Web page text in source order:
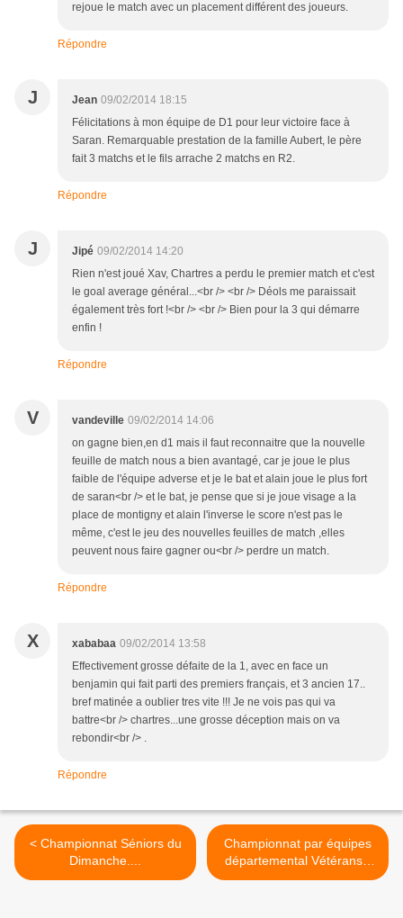
rejoue le match avec un placement différent des joueurs.
Répondre
J Jean 09/02/2014 18:15
Félicitations à mon équipe de D1 pour leur victoire face à
Saran. Remarquable prestation de la famille Aubert, le père
fait 3 matchs et le fils arrache 2 matchs en R2.
Répondre
J Jipé 09/02/2014 14:20
Rien n'est joué Xav, Chartres a perdu le premier match et c'est
le goal average général...<br /> <br /> Déols me paraissait
également très fort !<br /> <br /> Bien pour la 3 qui démarre
enfin !
Répondre
V vandeville 09/02/2014 14:06
on gagne bien,en d1 mais il faut reconnaitre que la nouvelle
feuille de match nous a bien avantagé, car je joue le plus
faible de l'équipe adverse et je le bat et alain joue le plus fort
de saran<br /> et le bat, je pense que si je joue visage a la
place de montigny et alain l'inverse le score n'est pas le
même, c'est le jeu des nouvelles feuilles de match ,elles
peuvent nous faire gagner ou<br /> perdre un match.
Répondre
X xababaa 09/02/2014 13:58
Effectivement grosse défaite de la 1, avec en face un
benjamin qui fait parti des premiers français, et 3 ancien 17..
bref matinée a oublier tres vite !!! Je ne vois pas qui va
battre<br /> chartres...une grosse déception mais on va
rebondir<br /> .
Répondre
< Championnat Séniors du
Dimanche....
Championnat par équipes
départemental Vétérans -
2ème phase - 2ème